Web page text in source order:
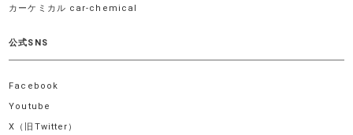
カーケミカル car-chemical
公式SNS
Facebook
Youtube
X（旧Twitter）